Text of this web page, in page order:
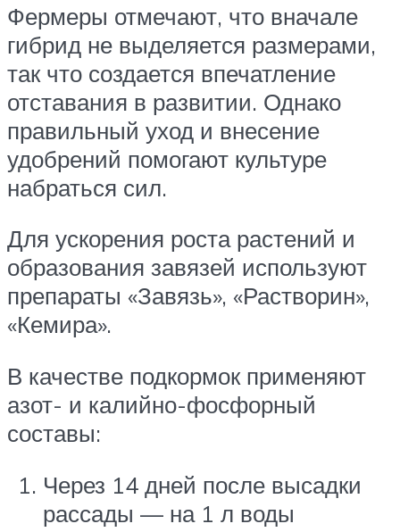
Фермеры отмечают, что вначале
гибрид не выделяется размерами,
так что создается впечатление
отставания в развитии. Однако
правильный уход и внесение
удобрений помогают культуре
набраться сил.
Для ускорения роста растений и
образования завязей используют
препараты «Завязь», «Растворин»,
«Кемира».
В качестве подкормок применяют
азот- и калийно-фосфорный
составы:
Через 14 дней после высадки
рассады — на 1 л воды